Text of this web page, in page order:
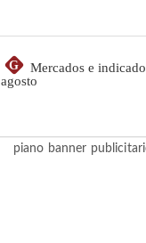
G
Mercados e
agosto